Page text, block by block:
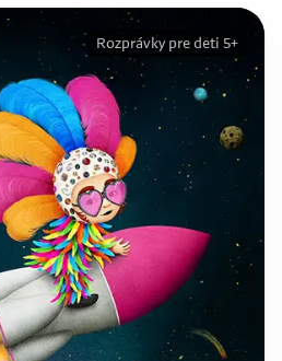
Rozprávky pre deti 5+